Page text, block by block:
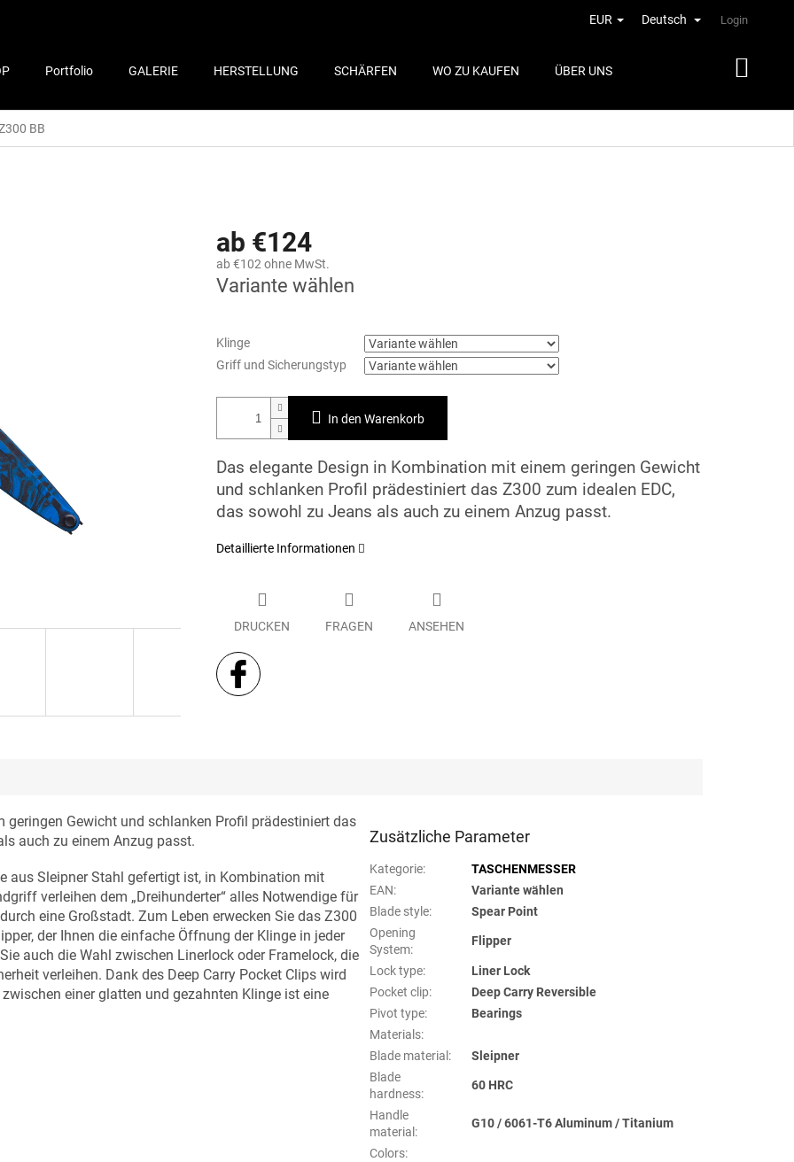
EUR Deutsch Login
Portfolio GALERIE HERSTELLUNG SCHÄRFEN WO ZU KAUFEN
ÜBER UNS
BB
ab €124
ab €102ohne MwSt.
Variante wählen
Klinge
Griff und Sicherungstyp
In den Warenkorb
Das elegante Design in Kombination mit einem geringen Gewicht
und schlanken Profil prädestiniert das Z300 zum idealen EDC,
das sowohl zu Jeans als auch zu einem Anzug passt.
Detaillierte Informationen
DRUCKEN FRAGEN ANSEHEN
Gewicht und schlanken Profil prädestiniert das
auch zu einem Anzug passt.
aus Sleipner Stahl gefertigt ist, in Kombination mit
verleihen dem „Dreihunderter“ alles Notwendige für
eine Großstadt. Zum Leben erwecken Sie das Z300
der Ihnen die einfache Öffnung der Klinge in jeder
auch die Wahl zwischen Linerlock oder Framelock, die
verleihen. Dank des Deep Carry Pocket Clips wird
einer glatten und gezahnten Klinge ist eine
Zusätzliche Parameter
Kategorie:
TASCHENMESSER
EAN:
Variante wählen
Blade style:
Spear Point
Opening
System:
Flipper
Lock type:
Liner Lock
Pocket clip:
Deep Carry Reversible
Pivot type:
Bearings
Materials:
Blade material :
Sleipner
Blade
hardness:
60 HRC
Handle
material :
G10 / 6061-T6 Aluminum / Titanium
Colors: